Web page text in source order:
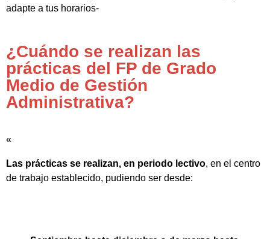
adapte a tus horarios-
¿Cuándo se realizan las
prácticas del FP de Grado
Medio de Gestión
Administrativa?
«
Las prácticas se realizan, en periodo lectivo, en el centro
de trabajo establecido, pudiendo ser desde: